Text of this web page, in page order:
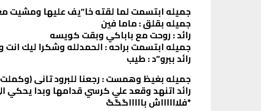
جميله ابتسمت لما لقته خا”يف عليها ومشيت
جميله بقلق : ماما فين
رائد : روحت مع باباكي وبقت كويسه
جميله ابتسمت براحه : الحمدلله وشكرا ليك انت
رائد ببرو”د : طيب
جميله بغيظ وهمست : رجعنا للبرود تانى
رائد اتنهد وقعد علي كرسي قدامها وبدا يحكي
*فلااااااش باااااگگگ